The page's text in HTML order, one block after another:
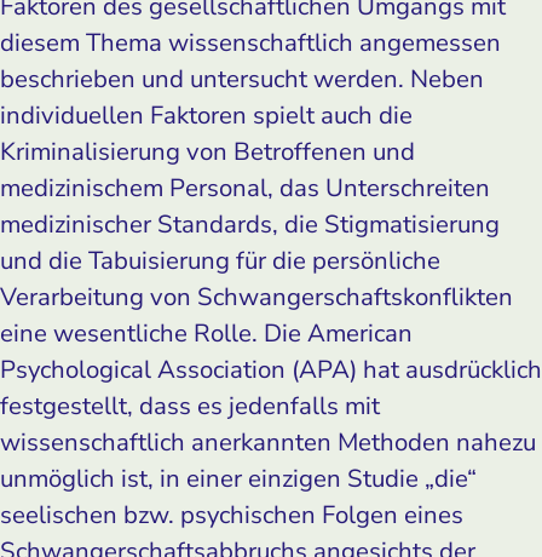
diesem Thema wissenschaftlich angemessen
beschrieben und untersucht werden. Neben
individuellen Faktoren spielt auch die
Kriminalisierung von Betroffenen und
medizinischem Personal, das Unterschreiten
medizinischer Standards, die Stigmatisierung
und die Tabuisierung für die persönliche
Verarbeitung von Schwangerschaftskonflikten
eine wesentliche Rolle. Die American
Psychological Association (APA) hat ausdrücklich
festgestellt, dass es jedenfalls mit
wissenschaftlich anerkannten Methoden nahezu
unmöglich ist, in einer einzigen Studie „die“
seelischen bzw. psychischen Folgen eines